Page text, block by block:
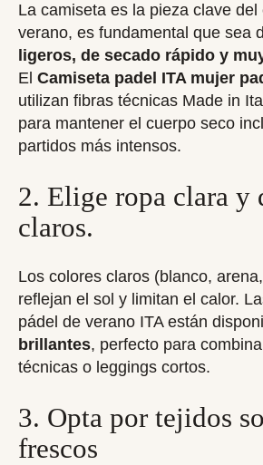
La camiseta es la pieza clave del
verano, es fundamental que sea
ligeros, de secado rápido y
El Camiseta padel ITA mujer
utilizan fibras técnicas Made in
para mantener el cuerpo seco
partidos más intensos.
2. Elige ropa clara y
claros.
Los colores claros (blanco,
reflejan el sol y limitan el calor.
pádel de verano ITA están
brillantes, perfecto para
técnicas o leggings cortos.
3. Opta por tejidos
frescos